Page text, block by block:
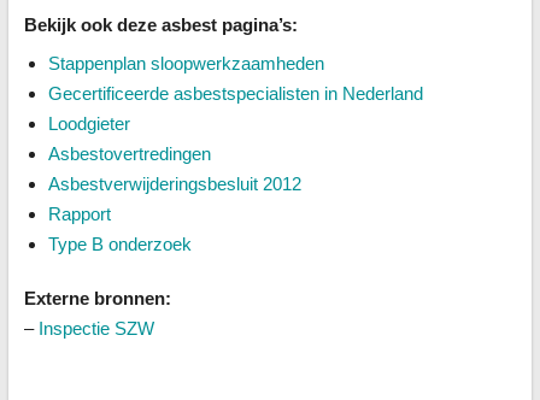
Bekijk ook deze asbest pagina’s:
Stappenplan sloopwerkzaamheden
Gecertificeerde asbestspecialisten in Nederland
Loodgieter
Asbestovertredingen
Asbestverwijderingsbesluit 2012
Rapport
Type B onderzoek
Externe bronnen:
– Inspectie SZW